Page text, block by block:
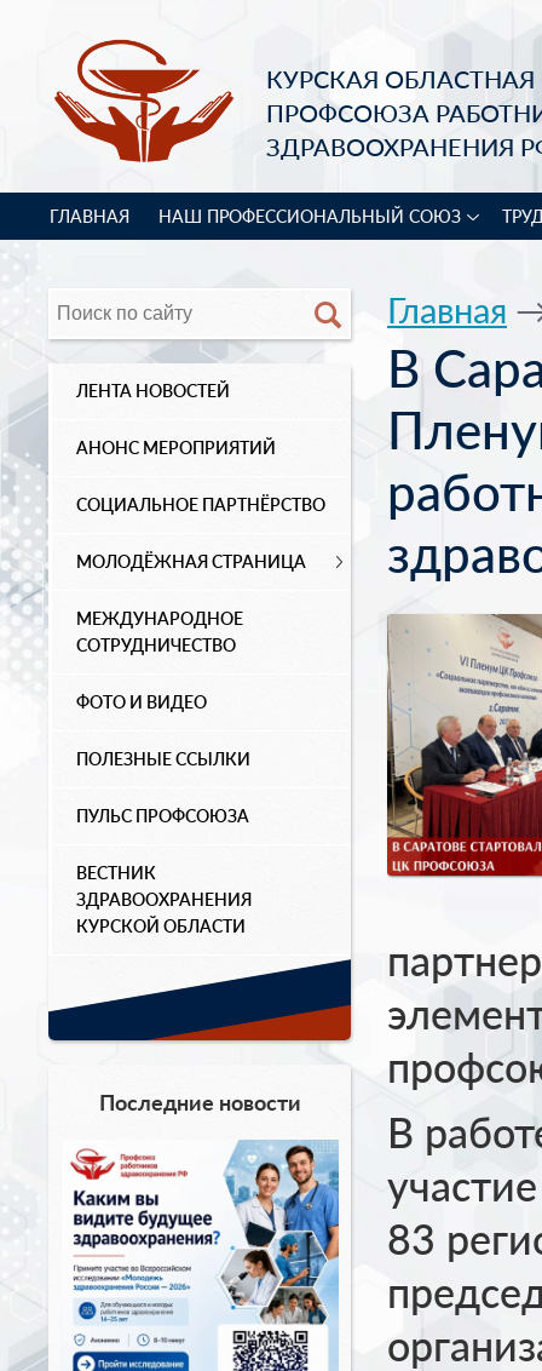
КУРСКАЯ
ПРОФСОЮЗА
ЗДРАВООХРАНЕНИЯ
ГЛАВНАЯ НАШ ПРОФЕССИОНАЛЬНЫЙ СОЮЗ
ЛЕНТА НОВОСТЕЙ
АНОНС МЕРОПРИЯТИЙ
СОЦИАЛЬНОЕ ПАРТНЁРСТВО
МОЛОДЁЖНАЯ СТРАНИЦА
МЕЖДУНАРОДНОЕ
СОТРУДНИЧЕСТВО
ФОТО И ВИДЕО
ПОЛЕЗНЫЕ ССЫЛКИ
ПУЛЬС ПРОФСОЮЗА
ВЕСТНИК
ЗДРАВООХРАНЕНИЯ
КУРСКОЙ ОБЛАСТИ
Последние новости
Главная
В
В
83